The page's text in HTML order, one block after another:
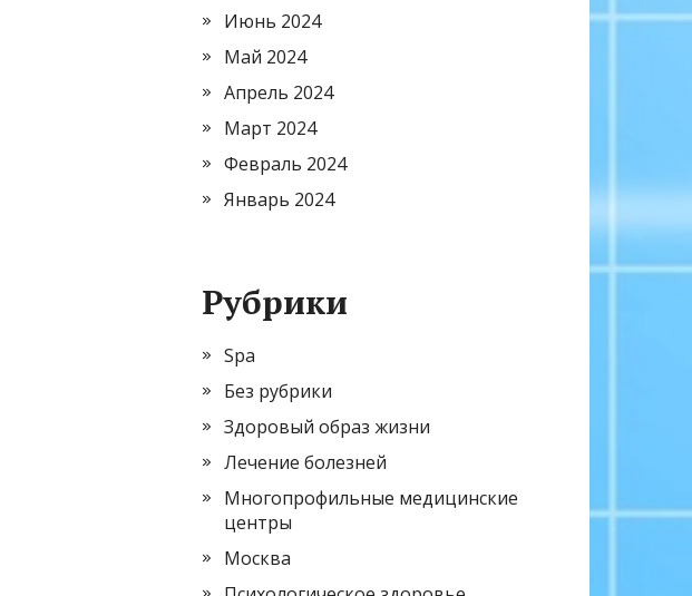
Июнь 2024
Май 2024
Апрель 2024
Март 2024
Февраль 2024
Январь 2024
Рубрики
Spa
Без рубрики
Здоровый образ жизни
Лечение болезней
Многопрофильные медицинские
центры
Москва